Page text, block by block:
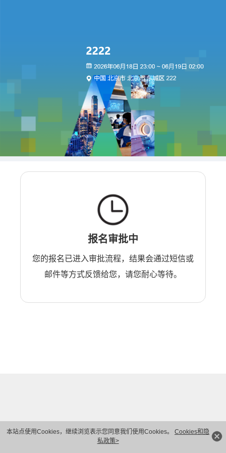
本站点使用Cookies，继续浏览表示您同意我们使用Cookies。 Cookies和隐
私政策>
报名审批中
您的报名已进入审批流程，结果会通过短信或
邮件等方式反馈给您，请您耐心等待。